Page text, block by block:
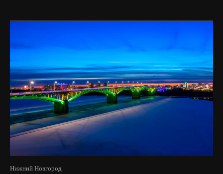
Нижний Новгород